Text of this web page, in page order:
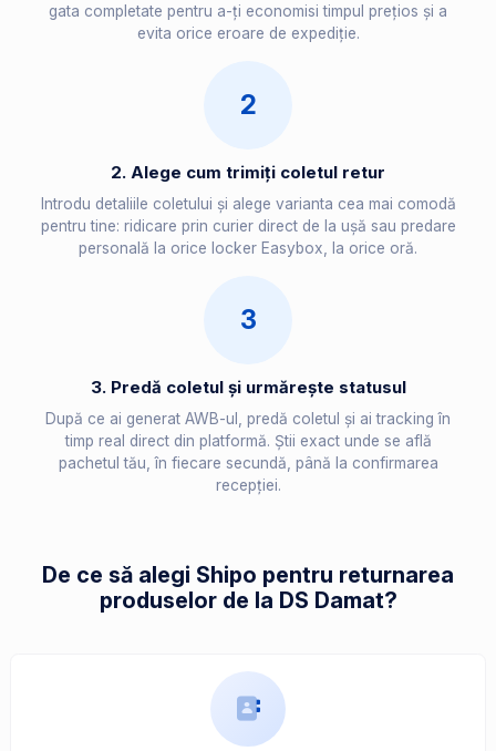
gata completate pentru a-ți economisi timpul prețios și a
evita orice eroare de expediție.
2
2. Alege cum trimiți coletul retur
Introdu detaliile coletului și alege varianta cea mai comodă
pentru tine: ridicare prin curier direct de la ușă sau predare
personală la orice locker Easybox, la orice oră.
3
3. Predă coletul și urmărește statusul
După ce ai generat AWB-ul, predă coletul și ai tracking în
timp real direct din platformă. Știi exact unde se află
pachetul tău, în fiecare secundă, până la confirmarea
recepției.
De ce să alegi Shipo pentru returnarea
produselor de la DS Damat?